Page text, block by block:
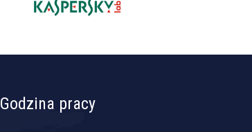
Godzina pracy